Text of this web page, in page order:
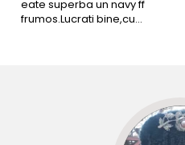
eate superba un navy ff
frumos.Lucrati bine,cu